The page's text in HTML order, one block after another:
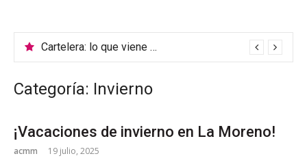
Cartelera: lo que viene en el teatro de La Moreno
Categoría: Invierno
¡Vacaciones de invierno en La Moreno!
acmm 19 julio, 2025